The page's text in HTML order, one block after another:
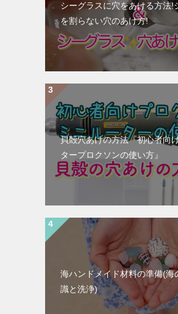
シーグラスに穴をあける方法!
を割らない穴のあけ方!
貝殻穴あけの方法『初心者向
タープロクソンの使い方』
海ハンドメイド材料の準備(海
識と洗浄)